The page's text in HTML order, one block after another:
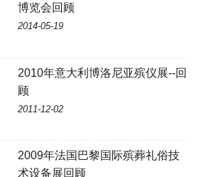
博览会回顾
2014-05-19
2010年意大利博洛尼亚殡仪展--回
顾
2011-12-02
2009年法国巴黎国际殡葬礼俗技
术设备展回顾